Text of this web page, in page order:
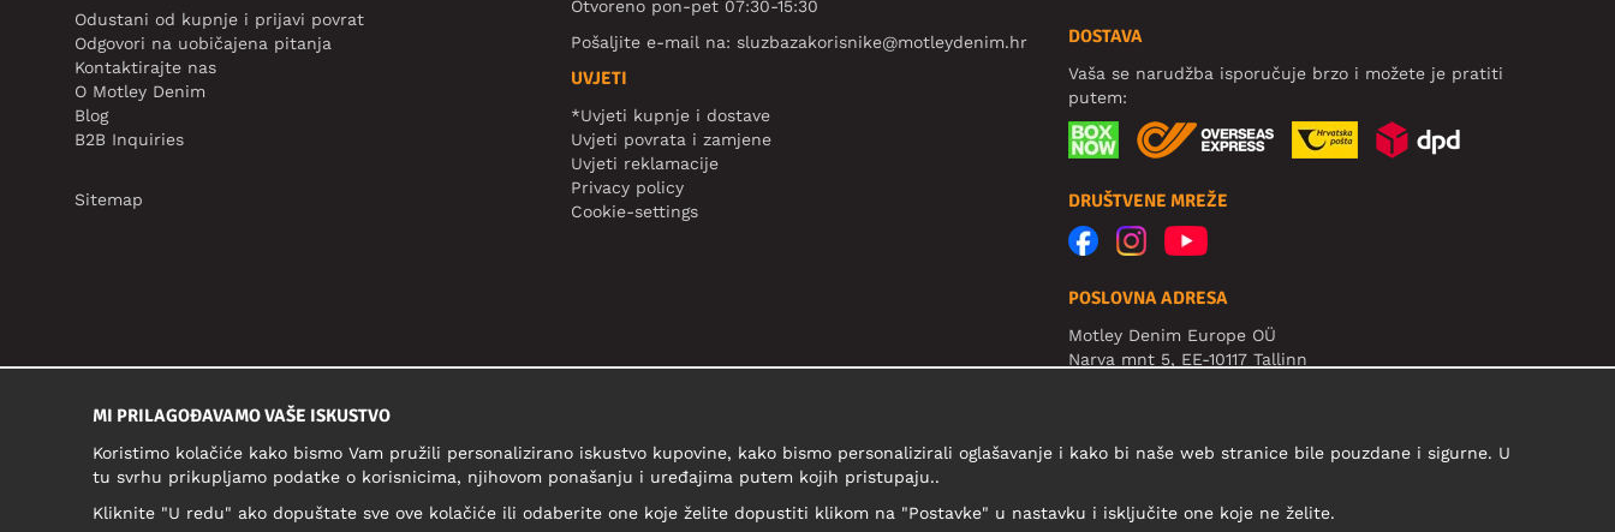
Odustani od kupnje i prijavi povrat
Odgovori na uobičajena pitanja
Kontaktirajte nas
O Motley Denim
Blog
B2B Inquiries
Sitemap
Otvoreno pon-pet 07:30-15:30
Pošaljite e-mail na:sluzbazakorisnike@motleydenim.hr
UVJETI
*Uvjeti kupnje i dostave
Uvjeti povrata i zamjene
Uvjeti reklamacije
Privacy policy
Cookie-settings
DOSTAVA
Vaša se narudžba isporučuje brzo i možete je pratiti
putem:
DRUŠTVENE MREŽE
POSLOVNA ADRESA
Motley Denim Europe OÜ
Narva mnt 5, EE-10117 Tallinn
MI PRILAGOĐAVAMO VAŠE ISKUSTVO
Koristimo kolačiće kako bismo Vam pružili personalizirano iskustvo kupovine, kako bismo personalizirali oglašavanje i kako bi naše web stranice bile pouzdane i sigurne. U
tu svrhu prikupljamo podatke o korisnicima, njihovom ponašanju i uređajima putem kojih pristupaju..
Kliknite "U redu" ako dopuštate sve ove kolačiće ili odaberite one koje želite dopustiti klikom na "Postavke" u nastavku i isključite one koje ne želite.